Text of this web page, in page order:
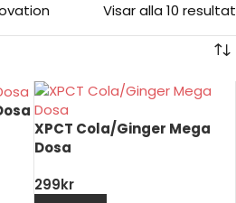
Visar alla 10 resultat
XPCT Cola/Ginger Mega
Dosa
299kr